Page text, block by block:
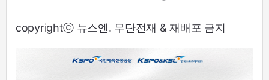
copyrightⓒ 뉴스엔. 무단전재 & 재배포 금지